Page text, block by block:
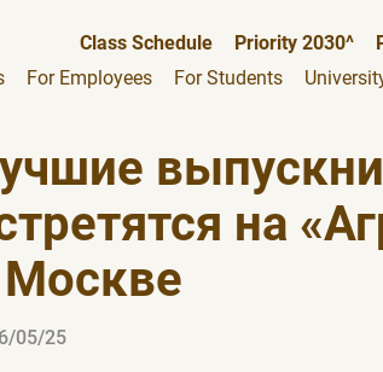
Class Schedule Priority 2030^
For Employees For Students
на
05/25